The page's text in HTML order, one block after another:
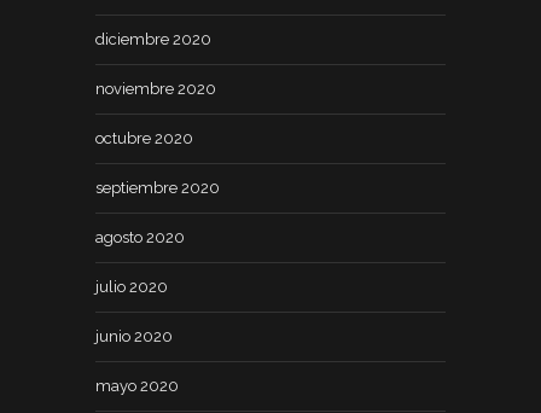
diciembre 2020
noviembre 2020
octubre 2020
septiembre 2020
agosto 2020
julio 2020
junio 2020
mayo 2020